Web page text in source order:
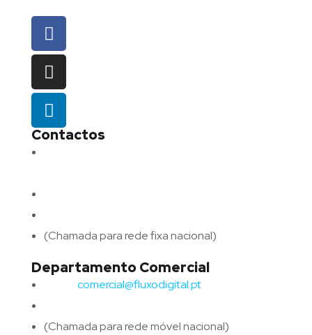
Contactos
(Chamada para rede fixa nacional)
Departamento Comercial
comercial@fluxodigital.pt
(Chamada para rede móvel nacional)